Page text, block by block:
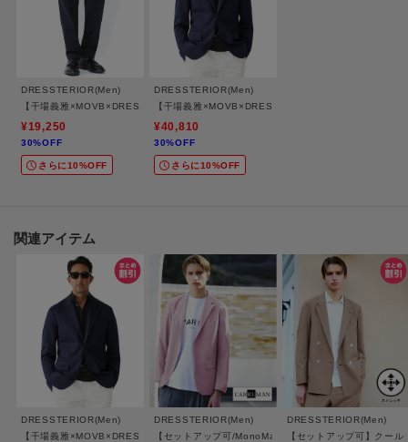
正な目面とジャージーならではの快適な伸縮性を両立させました。
動きを妨げないしなやかな着心地は、長時間の移動を伴う出張や旅行の際に
も重宝します。
特殊な機械で高密度に編み上げた「ベアポンチ構造」により、一般的な素材
に比べて形態安定性に富み、型崩れしにくいのも大きな利点です。
表面の毛羽を抑え、さらにシルケット加工を施すことで、滑らかな手触りと
上品な光沢を引き出しました。
裏地にもストレッチ性のあるキュプラを使用しており、表地の動きにしっか
MOVB（モーヴ）
現代の多様なライフスタイルにおいて、ビジネス、スポーツ、遊びの境界を
越えて自由に楽しむことを目的とし、「Luxury Jersey Wear」という新しい
価値観を提案するブランドです。
同素材のレギュラーフィットジャケット、トラウザーズ、ハーフパンツもご
用意しております。
レギュラーフィットジャケット：086－45802
ハーフパンツ：086－75811
DRESSTERIOR(Men)
【干場義雅×MOVB×DRESSTERIOR/ウォッシャブル】トリプルコラボ DUPLEX
¥19,250
30%OFF
さらに10%OFF
DRESSTERIOR(Men)
【干場義雅×MOVB×DRESSTERIOR】トリプルコラボ
¥40,810
30%OFF
さらに10%OFF
関連アイテム
DRESSTERIOR(Men)
【干場義雅×MOVB×DRESSTERIOR】トリプルコラボ DUPLEX COTTON ジャケット
DRESSTERIOR(Men)
【セットアップ可/MonoMax4月号掲載/Safari5月号掲載
DRESSTERIOR(Men)
【セットアップ可】クー